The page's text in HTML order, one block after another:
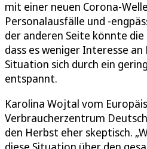
mit einer neuen Corona-
Personalausfälle und -
der anderen Seite könnte
dass es weniger Interesse an
Situation sich durch ein
entspannt.
Karolina Wojtal vom
Verbraucherzentrum
den Herbst eher skeptisch.